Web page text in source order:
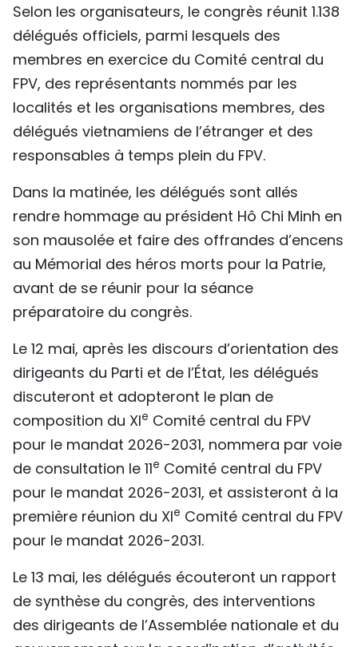
Selon les organisateurs, le congrès réunit 1.138
délégués officiels, parmi lesquels des
membres en exercice du Comité central du
FPV, des représentants nommés par les
localités et les organisations membres, des
délégués vietnamiens de l’étranger et des
responsables à temps plein du FPV.
Dans la matinée, les délégués sont allés
rendre hommage au président Hô Chi Minh en
son mausolée et faire des offrandes d’encens
au Mémorial des héros morts pour la Patrie,
avant de se réunir pour la séance
préparatoire du congrès.
Le 12 mai, après les discours d’orientation des
dirigeants du Parti et de l’État, les délégués
discuteront et adopteront le plan de
composition du XIe Comité central du FPV
pour le mandat 2026-2031, nommera par voie
de consultation le 11e Comité central du FPV
pour le mandat 2026-2031, et assisteront à la
première réunion du XIe Comité central du FPV
pour le mandat 2026-2031.
Le 13 mai, les délégués écouteront un rapport
de synthèse du congrès, des interventions
des dirigeants de l’Assemblée nationale et du